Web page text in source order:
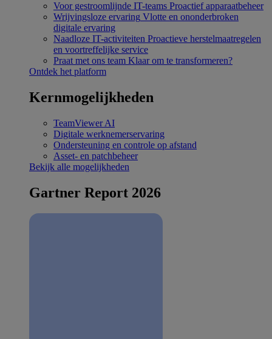
Voor gestroomlijnde IT-teams Proactief apparaatbeheer
Wrijvingsloze ervaring Vlotte en ononderbroken
digitale ervaring
Naadloze IT-activiteiten Proactieve herstelmaatregelen
en voortreffelijke service
Praat met ons team Klaar om te transformeren?
Ontdek het platform
Kernmogelijkheden
TeamViewer AI
Digitale werknemerservaring
Ondersteuning en controle op afstand
Asset- en patchbeheer
Bekijk alle mogelijkheden
Gartner Report 2026